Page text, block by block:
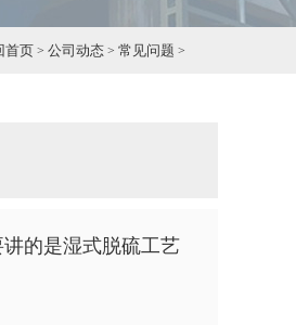
首页 > 公司动态 > 常见问题 >
讲的是湿式脱硫工艺